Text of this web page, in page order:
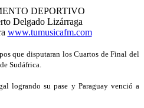
DEPORTIVO
Delgado Lizárraga
www.tumusicafm.com
que disputaran los Cuartos de Final del
Sudáfrica.
logrando su pase y Paraguay venció a